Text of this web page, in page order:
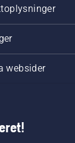
websider